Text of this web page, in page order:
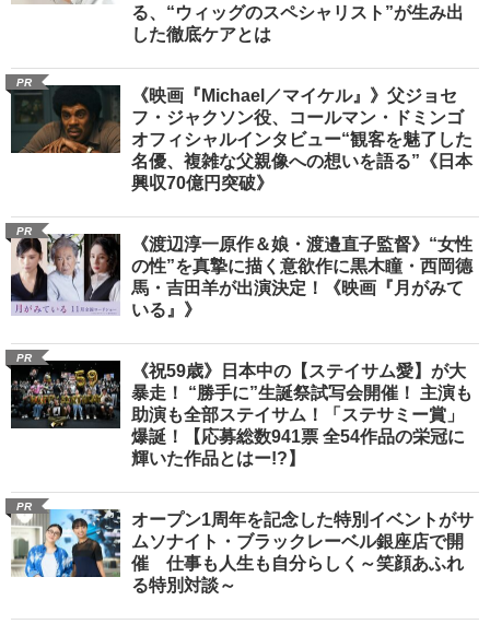
る、“ウィッグのスペシャリスト”が生み出
した徹底ケアとは
PR
《映画『Michael／マイケル』》父ジョセ
フ・ジャクソン役、コールマン・ドミンゴ
オフィシャルインタビュー“観客を魅了した
名優、複雑な父親像への想いを語る”《日本
興収70億円突破》
PR
《渡辺淳一原作＆娘・渡邉直子監督》“女性
の性”を真摯に描く意欲作に黒木瞳・西岡德
馬・吉田羊が出演決定！《映画『月がみて
いる』》
PR
《祝59歳》日本中の【ステイサム愛】が大
暴走！ “勝手に”生誕祭試写会開催！ 主演も
助演も全部ステイサム！「ステサミー賞」
爆誕！【応募総数941票 全54作品の栄冠に
輝いた作品とはー!?】
PR
オープン1周年を記念した特別イベントがサ
ムソナイト・ブラックレーベル銀座店で開
催 仕事も人生も自分らしく～笑顔あふれ
る特別対談～